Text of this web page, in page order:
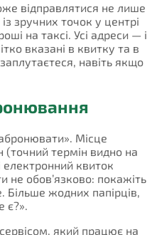
відправлятися не лише
зручних точок у центрі
на таксі. Усі адреси — і
вказані в квитку та в
навіть якщо
Місце
(точний термін видно на
квиток
обов’язково: покажіть
Більше жодних папірців,
є?».
який працює на